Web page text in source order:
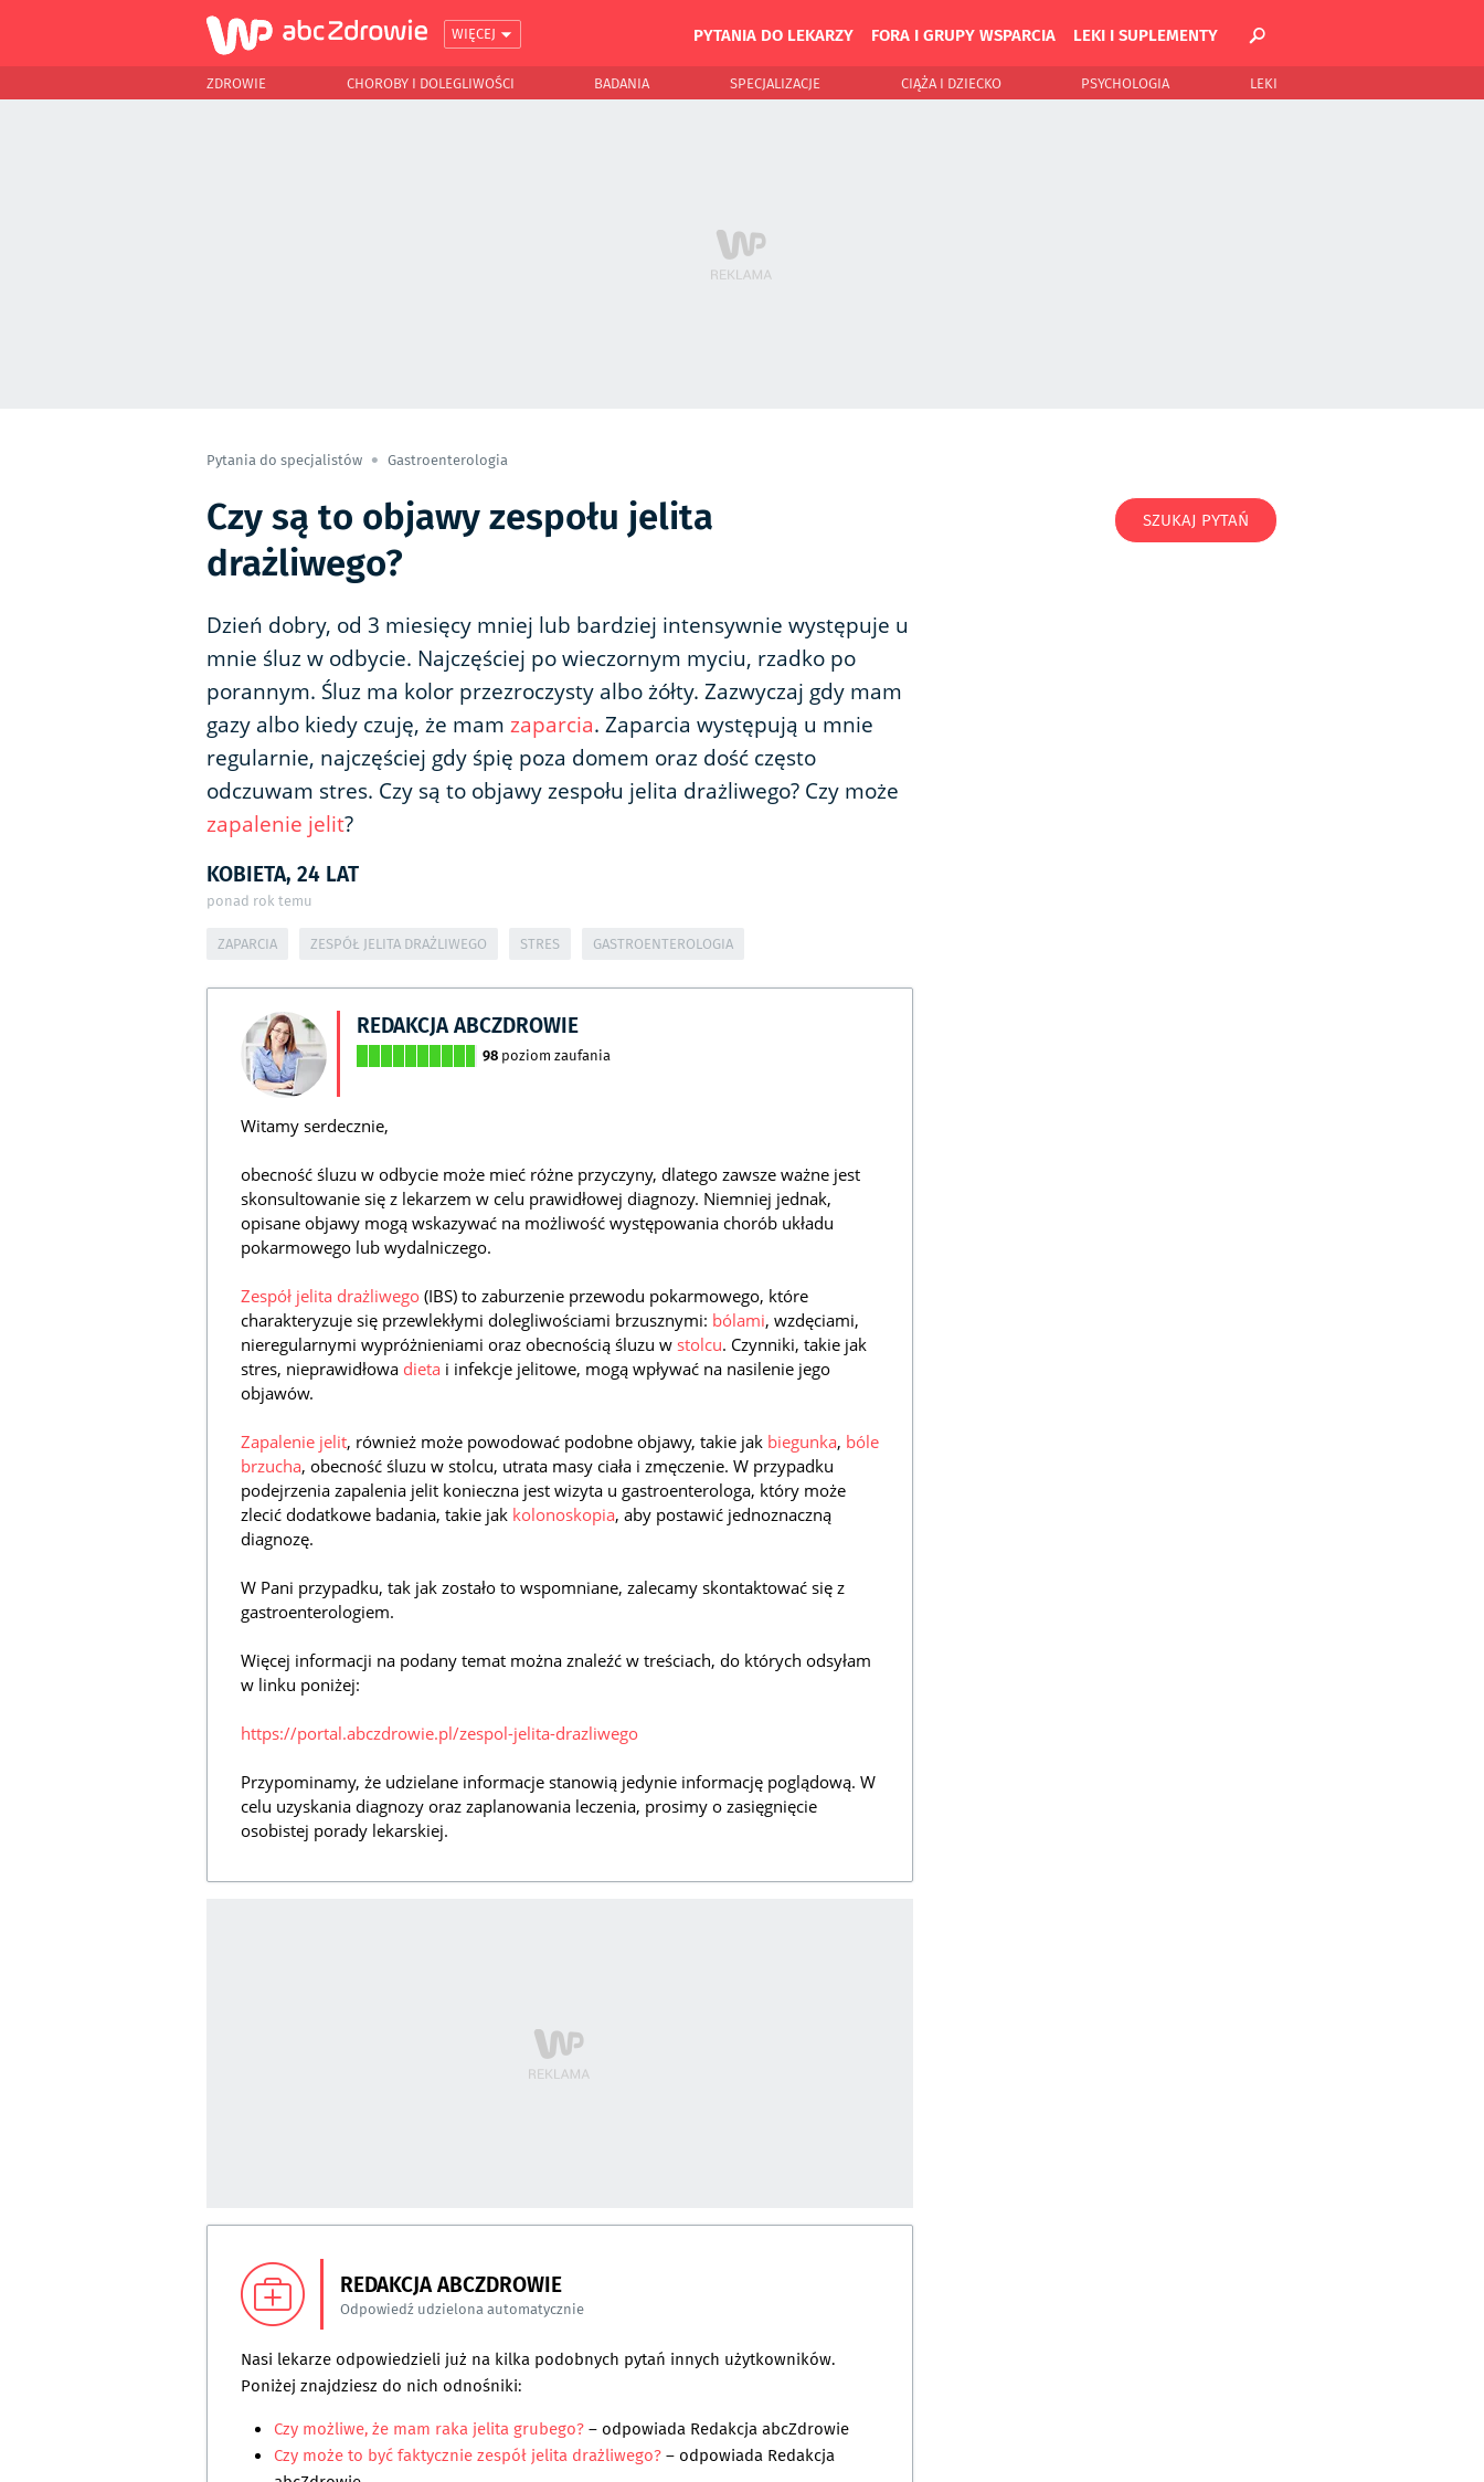
WIĘCEJ PYTANIA DO LEKARZY FORA I GRUPY WSPARCIA LEKI I SUPLEMENTY
ZDROWIE CHOROBY I DOLEGLIWOŚCI BADANIA SPECJALIZACJE CIĄŻA I DZIECKO PSYCHOLOGIA LEKI
Pytania do specjalistów Gastroenterologia
Czy są to objawy zespołu jelita
drażliwego?
Dzień dobry, od 3 miesięcy mniej lub bardziej intensywnie występuje u
mnie śluz w odbycie. Najczęściej po wieczornym myciu, rzadko po
porannym. Śluz ma kolor przezroczysty albo żółty. Zazwyczaj gdy mam
gazy albo kiedy czuję, że mam zaparcia. Zaparcia występują u mnie
regularnie, najczęściej gdy śpię poza domem oraz dość często
odczuwam stres. Czy są to objawy zespołu jelita drażliwego? Czy może
zapalenie jelit?
KOBIETA, 24 LAT
ponad rok temu
ZAPARCIA ZESPÓŁ JELITA DRAŻLIWEGO STRES GASTROENTEROLOGIA
REDAKCJA ABCZDROWIE
98 poziom zaufania
Witamy serdecznie,
obecność śluzu w odbycie może mieć różne przyczyny, dlatego zawsze ważne jest
skonsultowanie się z lekarzem w celu prawidłowej diagnozy. Niemniej jednak,
opisane objawy mogą wskazywać na możliwość występowania chorób układu
pokarmowego lub wydalniczego.
Zespół jelita drażliwego (IBS) to zaburzenie przewodu pokarmowego, które
charakteryzuje się przewlekłymi dolegliwościami brzusznymi: bólami, wzdęciami,
nieregularnymi wypróżnieniami oraz obecnością śluzu w stolcu. Czynniki, takie jak
stres, nieprawidłowa dieta i infekcje jelitowe, mogą wpływać na nasilenie jego
objawów.
Zapalenie jelit, również może powodować podobne objawy, takie jak biegunka, bóle
brzucha, obecność śluzu w stolcu, utrata masy ciała i zmęczenie. W przypadku
podejrzenia zapalenia jelit konieczna jest wizyta u gastroenterologa, który może
zlecić dodatkowe badania, takie jak kolonoskopia, aby postawić jednoznaczną
diagnozę.
W Pani przypadku, tak jak zostało to wspomniane, zalecamy skontaktować się z
gastroenterologiem.
Więcej informacji na podany temat można znaleźć w treściach, do których odsyłam
w linku poniżej:
https://portal.abczdrowie.pl/zespol-jelita-drazliwego
Przypominamy, że udzielane informacje stanowią jedynie informację poglądową. W
celu uzyskania diagnozy oraz zaplanowania leczenia, prosimy o zasięgnięcie
osobistej porady lekarskiej.
REDAKCJA ABCZDROWIE
Odpowiedź udzielona automatycznie
Nasi lekarze odpowiedzieli już na kilka podobnych pytań innych użytkowników.
Poniżej znajdziesz do nich odnośniki:
Czy możliwe, że mam raka jelita grubego?– odpowiada Redakcja abcZdrowie
Czy może to być faktycznie zespół jelita drażliwego?– odpowiada Redakcja
SZUKAJ PYTAŃ